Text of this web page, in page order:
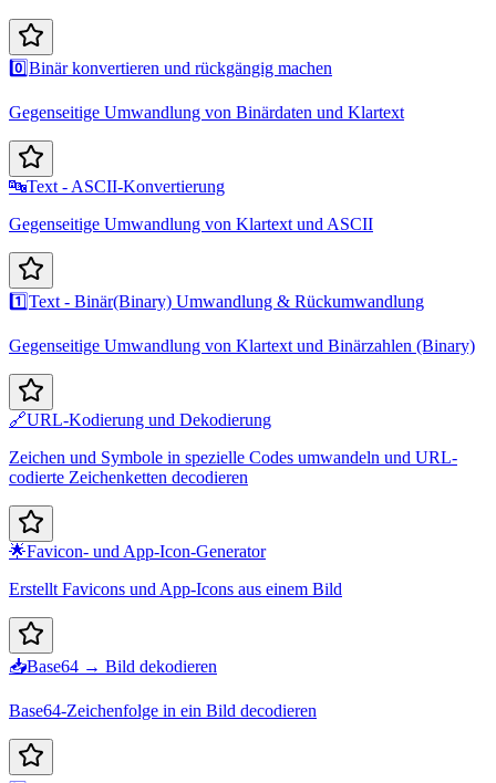
0️⃣Binär konvertieren und rückgängig machen
Gegenseitige Umwandlung von Binärdaten und Klartext
🔤Text - ASCII-Konvertierung
Gegenseitige Umwandlung von Klartext und ASCII
1️⃣Text - Binär(Binary) Umwandlung & Rückumwandlung
Gegenseitige Umwandlung von Klartext und Binärzahlen (Binary)
🔗URL-Kodierung und Dekodierung
Zeichen und Symbole in spezielle Codes umwandeln und URL-
codierte Zeichenketten decodieren
🌟Favicon- und App-Icon-Generator
Erstellt Favicons und App-Icons aus einem Bild
📥Base64 → Bild dekodieren
Base64-Zeichenfolge in ein Bild decodieren